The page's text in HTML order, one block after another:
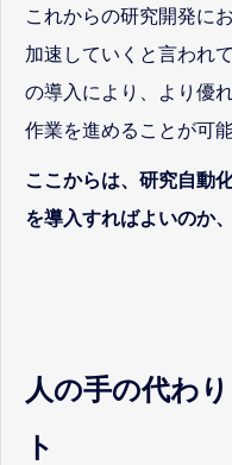
これからの研究開発に
加速していくと言われ
の導入により、より優
作業を進めることが可
ここからは、研究自動
を導入すればよいのか
人の手の代わ
ト